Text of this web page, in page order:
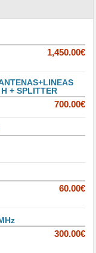
1,450.00€
+ SPLITTER
700.00€
60.00€
300.00€